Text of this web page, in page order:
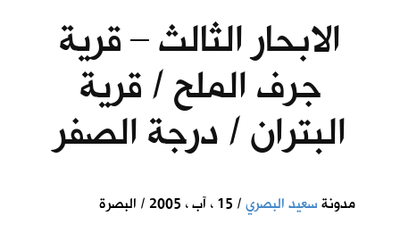
الابحار الثالث – قرية
جرف الملح / قرية
البتران / درجة الصفر
مدونةسعيد البصري/ 15 ، آب ، 2005 / البصرة